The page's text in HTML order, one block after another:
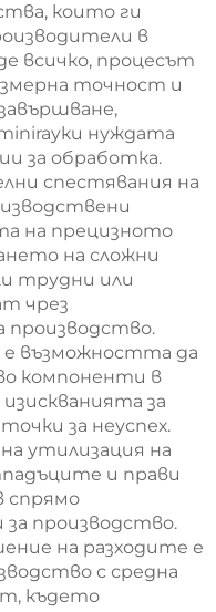
които ги
в
всичко, процесът
точност и
нуждата
за обработка.
спестявания на
на прецизното
на сложни
трудни или
чрез
е възможността да
компоненти в
за
за неуспех.
утилизация на
и прави
спрямо
производство.
на разходите е
с средна
където